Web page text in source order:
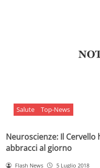
Salute Top-News
Neuroscienze: Il
abbracci al giorno
Flash News 5 Luglio 2018